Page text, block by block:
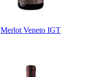
Merlot Veneto IGT